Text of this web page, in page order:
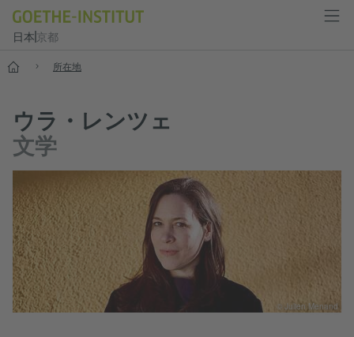
日本 京都
スタート 所在地
ウラ・レンツェ
文学
© Julien Menand